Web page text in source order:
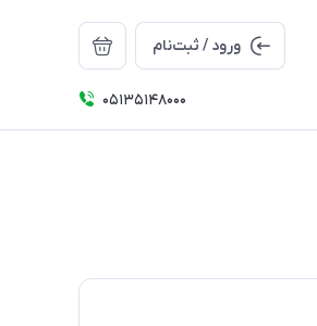
ورود / ثبت‌نام
05135148000